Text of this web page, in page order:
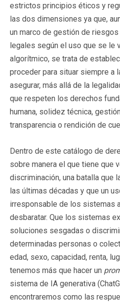
estrictos principios éticos y
las dos dimensiones ya que,
un marco de gestión de
legales según el uso que se le
algorítmico, se trata de
proceder para situar siempre a
asegurar, más allá de la
que respeten los derechos
humana, solidez técnica,
transparencia o rendición de
Dentro de este catálogo de
sobre manera el que tiene que
discriminación, una batalla que
las últimas décadas y que un
irresponsable de los sistemas
desbaratar. Que los sistemas
soluciones sesgadas o
determinadas personas o
edad, sexo, capacidad, renta,
tenemos más que hacer un
sistema de IA generativa
encontraremos como las